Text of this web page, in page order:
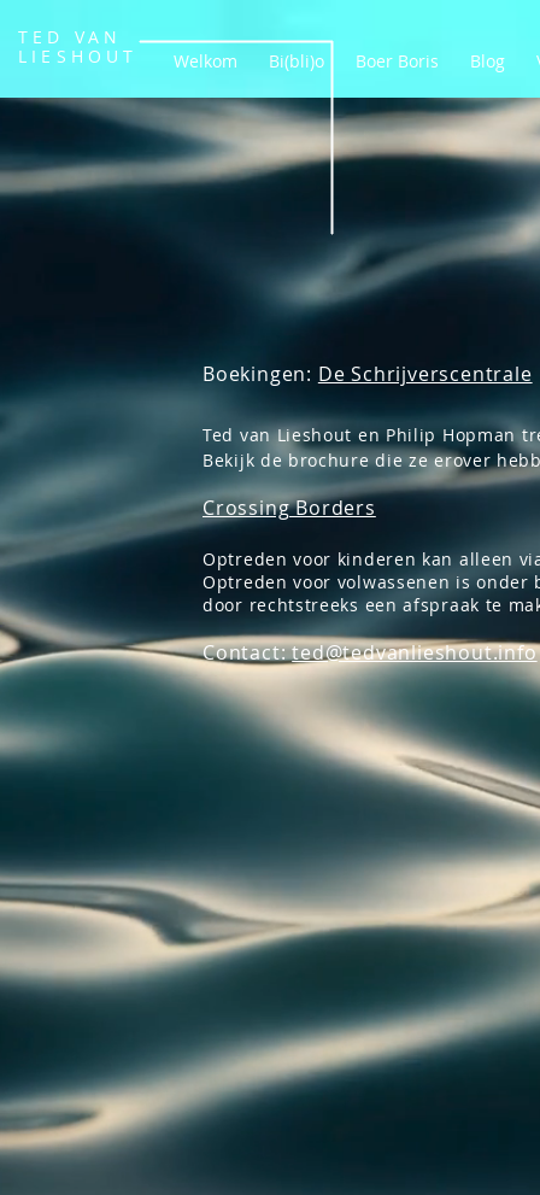
Welkom Bi(bli)o Boer Boris Blog
TED VAN
LIESHOUT
Boekingen: De Schrijverscentrale
Ted van Lieshout en Philip Hopman
Bekijk de brochure die ze erover
Crossing Borders
Optreden voor kinderen kan alleen
Optreden voor volwassenen is onder
door rechtstreeks een afspraak te
Contact:ted@tedvanlieshout.info